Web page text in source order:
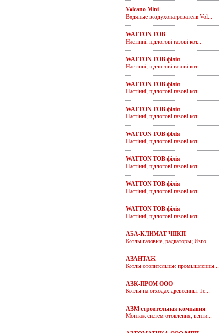
Volcano Mini
Водяные воздухонагреватели Vol...
WATTON ТОВ
Настінні, підлогові газові кот...
WATTON ТОВ філія
Настінні, підлогові газові кот...
WATTON ТОВ філія
Настінні, підлогові газові кот...
WATTON ТОВ філія
Настінні, підлогові газові кот...
WATTON ТОВ філія
Настінні, підлогові газові кот...
WATTON ТОВ філія
Настінні, підлогові газові кот...
WATTON ТОВ філія
Настінні, підлогові газові кот...
WATTON ТОВ філія
Настінні, підлогові газові кот...
АБА-КЛИМАТ ЧПКП
Котлы газовые, радиаторы; Изго...
АВАНТАЖ
Котлы отопительные промышленны...
АВК-ПРОМ ООО
Котлы на отходах древесины; Те...
АВМ строительная компания
Монтаж систем отопления, венти...